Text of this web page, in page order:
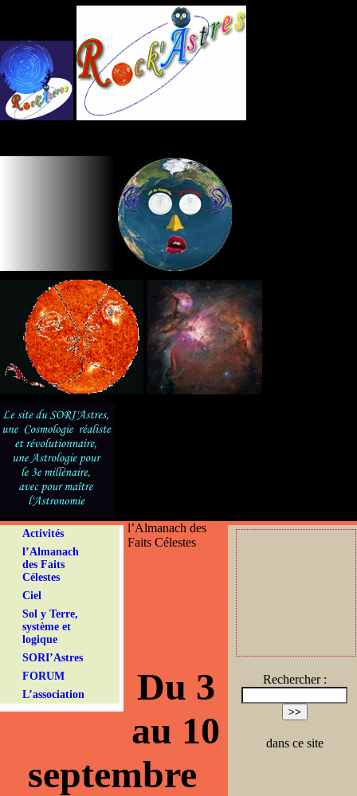
Activités
l’Almanach
des Faits
Célestes
Ciel
Sol y Terre,
système et
logique
SORI’Astres
FORUM
L’association
Rechercher :
dans ce site
l’Almanach des
Faits Célestes
Du 3
au 10
septembre
Panneau de gestion des cookies